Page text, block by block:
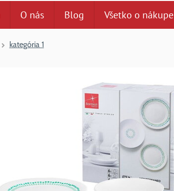
O nás Blog Všetko o nákupe
kategória 1